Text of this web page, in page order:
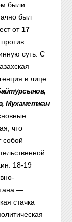
были
был
от 17
суть. С
в лице
Мухаметжан
что
собой
18-19
—
стачка